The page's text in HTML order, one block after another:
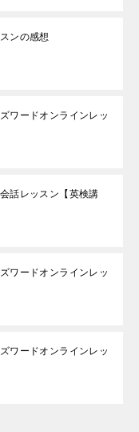
ンの感想
ワードオンラインレッ
話レッスン【英検講
ワードオンラインレッ
ワードオンラインレッ